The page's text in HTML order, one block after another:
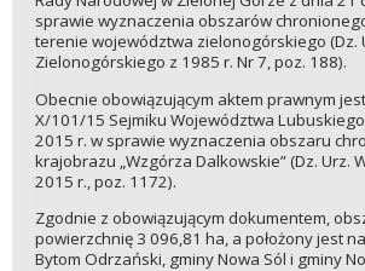
sprawie wyznaczenia obszarów
terenie województwa zielonogórskiego (Dz.
Zielonogórskiego z 1985 r. Nr 7, poz. 188).
Obecnie obowiązującym aktem prawnym
X/101/15 Sejmiku Województwa
2015 r. w sprawie wyznaczenia obszaru
krajobrazu „Wzgórza Dalkowskie” (Dz. Urz.
2015 r., poz. 1172).
Zgodnie z obowiązującym dokumentem,
powierzchnię 3 096,81 ha, a położony jest
Bytom Odrzański, gminy Nowa Sól i gminy